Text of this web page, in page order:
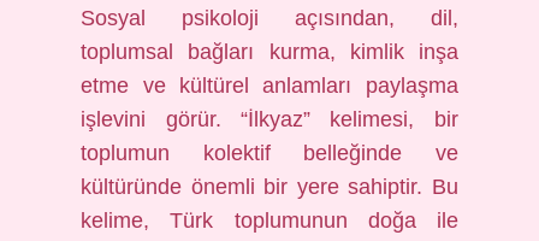
Sosyal psikoloji açısından, dil,
toplumsal bağları kurma, kimlik inşa
etme ve kültürel anlamları paylaşma
işlevini görür. “İlkyaz” kelimesi, bir
toplumun kolektif belleğinde ve
kültüründe önemli bir yere sahiptir. Bu
kelime, Türk toplumunun doğa ile